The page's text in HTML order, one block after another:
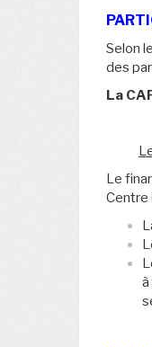
Selon
des
La
Le
Centre